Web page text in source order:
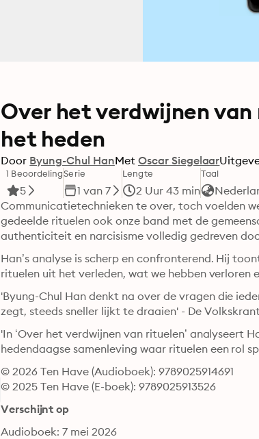
Over het verdwijnen
het heden
Door Byung-Chul HanMet Oscar Siegelaar
1 Beoordeling
5
Serie
1 van 7
Lengte
2 Uur 43 min
Taal
Communicatietechnieken te over, toch voelden
gedeelde rituelen ook onze band met de
authenticiteit en narcisisme volledig gedreven
Han’s analyse is scherp en confronterend. Hij
rituelen uit het verleden, wat we hebben
'Byung-Chul Han denkt na over de vragen die
zegt, steeds sneller lijkt te draaien' - De
'In ‘Over het verdwijnen van rituelen’ analyseert
hedendaagse samenleving waar rituelen een rol
© 2026 Ten Have (Audioboek): 9789025914691
© 2025 Ten Have (E-boek): 9789025913526
Verschijnt op
Audioboek: 7 mei 2026